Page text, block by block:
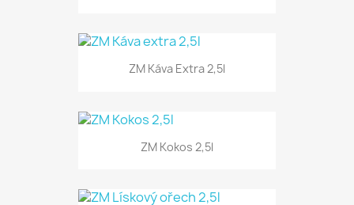
ZM Káva Extra 2,5l
ZM Kokos 2,5l